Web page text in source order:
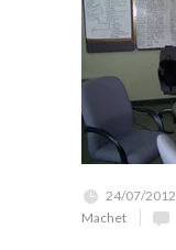
24/07/2012
Machet